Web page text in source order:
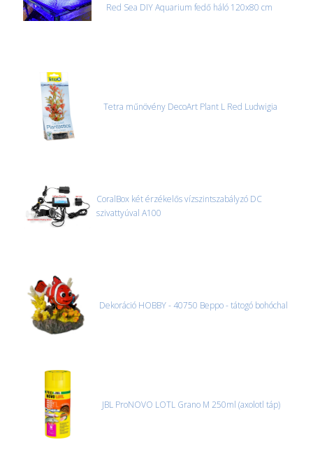
Red Sea DIY Aquarium fedő háló 120x80 cm
Tetra műnövény DecoArt Plant L Red Ludwigia
CoralBox két érzékelős vízszintszabályzó DC
szivattyúval A100
Dekoráció HOBBY - 40750 Beppo - tátogó bohóchal
JBL ProNOVO LOTL Grano M 250ml (axolotl táp)